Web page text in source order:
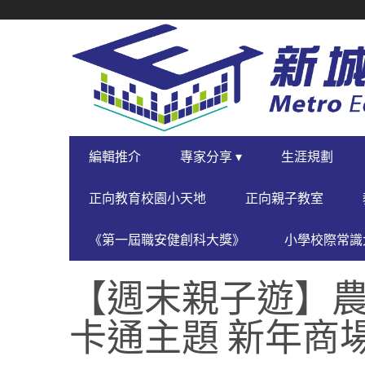
NAVIGATION
PRIMARY
NAVIGATION
編輯推介 專家分享 ▾ 生涯規劃
正向教育校園小天地 正向親子教室
《第一屆職安健創科大獎》 小學校際常
【週末親子遊】
卡通主題 新年商